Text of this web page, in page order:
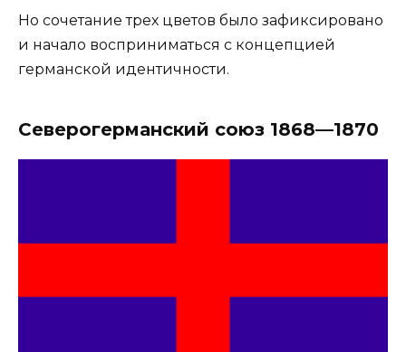
Но сочетание трех цветов было зафиксировано
и начало восприниматься с концепцией
германской идентичности.
Северогерманский союз 1868—1870